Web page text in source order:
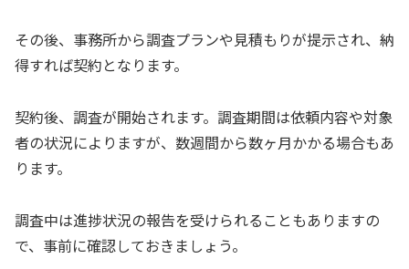
その後、事務所から調査プランや見積もりが提示され、納
得すれば契約となります。
契約後、調査が開始されます。調査期間は依頼内容や対象
者の状況によりますが、数週間から数ヶ月かかる場合もあ
ります。
調査中は進捗状況の報告を受けられることもありますの
で、事前に確認しておきましょう。